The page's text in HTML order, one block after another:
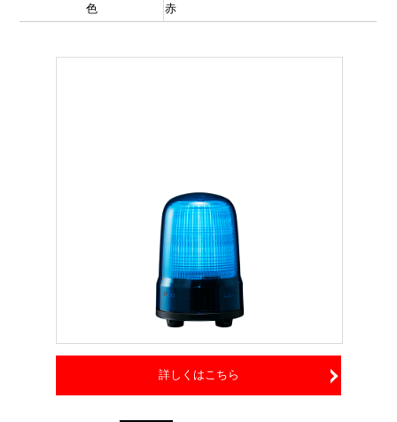
色
赤
詳しくはこちら